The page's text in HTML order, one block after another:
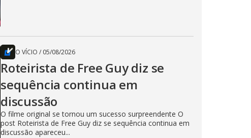
O VÍCIO / 05/08/2026
Roteirista de Free Guy diz se
sequência continua em
discussão
O filme original se tornou um sucesso surpreendente O
post Roteirista de Free Guy diz se sequência continua em
discussão apareceu...